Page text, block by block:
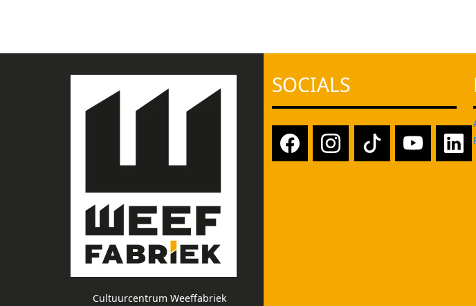
Cultuurcentrum Weeffabriek
SOCIALS